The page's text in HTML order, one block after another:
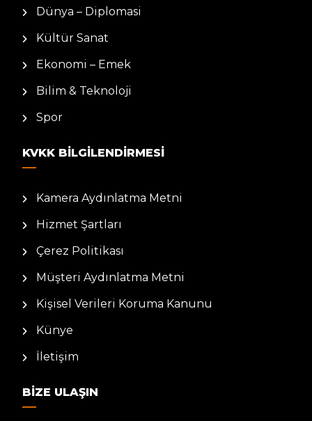
Dünya – Diplomasi
Kültür Sanat
Ekonomi – Emek
Bilim & Teknoloji
Spor
KVKK BILGILENDIRMESI
Kamera Aydınlatma Metni
Hizmet Şartları
Çerez Politikası
Müşteri Aydınlatma Metni
Kişisel Verileri Koruma Kanunu
Künye
İletişim
BIZE ULAŞIN